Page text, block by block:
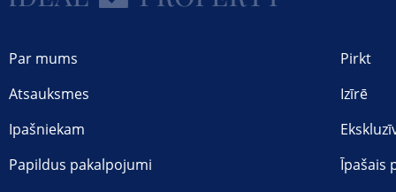
Par mums
Atsauksmes
Ipašniekam
Papildus pakalpojumi
Pirkt
Izīrē
Īpašais